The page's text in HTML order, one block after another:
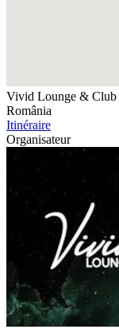
Vivid Lounge & Club
România
Itinéraire
Organisateur